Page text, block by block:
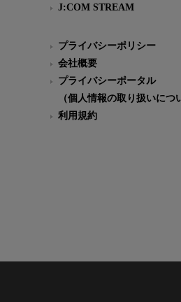
J:COM STREAM
プライバシーポリシー
会社概要
プライバシーポータル
（個人情報の取り扱いにつ
利用規約